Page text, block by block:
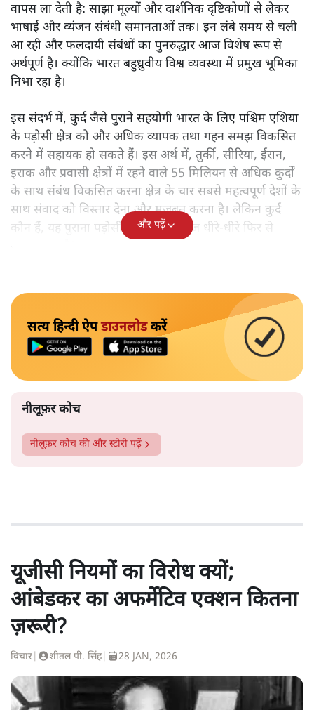
वापस ला देती है: साझा मूल्यों और दार्शनिक दृष्टिकोणों से लेकर
भाषाई और व्यंजन संबंधी समानताओं तक। इन लंबे समय से चली
आ रही और फलदायी संबंधों का पुनरुद्धार आज विशेष रूप से
अर्थपूर्ण है। क्योंकि भारत बहुध्रुवीय विश्व व्यवस्था में प्रमुख भूमिका
निभा रहा है।
इस संदर्भ में, कुर्द जैसे पुराने सहयोगी भारत के लिए पश्चिम एशिया
के पड़ोसी क्षेत्र को और अधिक व्यापक तथा गहन समझ विकसित
करने में सहायक हो सकते हैं। इस अर्थ में, तुर्की, सीरिया, ईरान,
इराक और प्रवासी क्षेत्रों में रहने वाले 55 मिलियन से अधिक कुर्दों
के साथ संबंध विकसित करना क्षेत्र के चार सबसे महत्वपूर्ण देशों के
साथ संवाद को विस्तार देना और मजबूत करना है। लेकिन कुर्द
कौन हैं, यह पुराना पड़ोसी जिसे भारत आज धीरे-धीरे फिर से
और पढ़ें
सत्य हिन्दी ऐपडाउनलोडकरें
नीलूफ़र कोच
नीलूफ़र कोच की और स्टोरी पढ़ें
यूजीसी नियमों का विरोध क्यों;
आंबेडकर का अफर्मेटिव एक्शन कितना
ज़रूरी?
विचार शीतल पी. सिंह| 28 JAN, 2026